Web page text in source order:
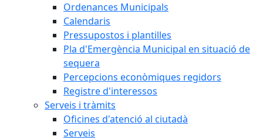
Ordenances Municipals
Calendaris
Pressupostos i plantilles
Pla d'Emergència Municipal en situació de
sequera
Percepcions econòmiques regidors
Registre d'interessos
Serveis i tràmits
Oficines d'atenció al ciutadà
Serveis